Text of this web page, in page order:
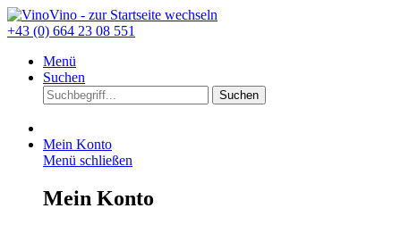
+43 (0) 664 23 08 551
Menü
Suchen
Suchen
Mein Konto
Menü schließen
Mein Konto